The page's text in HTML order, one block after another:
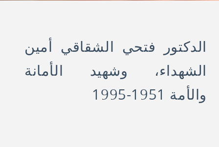
الدكتور فتحي الشقاقي أمين
الشهداء، وشهيد الأمانة
والأمة 1951-1995